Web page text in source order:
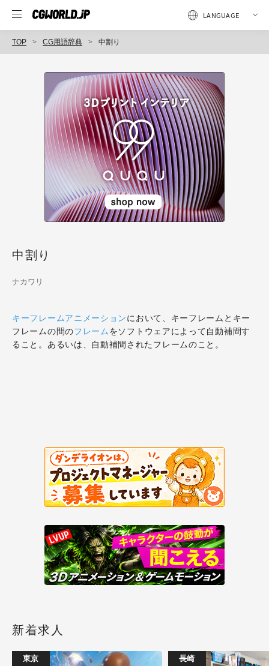
TOP CG用語辞典 中割り
中割り
ナカワリ
キーフレームアニメーションにおいて、キーフレームとキー
フレームの間のフレーム をソフトウェアによって自動補間す
ること。あるいは、自動補間されたフレームのこと。
新着求人
東京 長崎